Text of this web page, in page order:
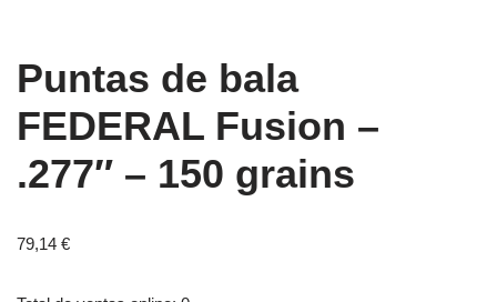
Puntas de bala
FEDERAL Fusion –
.277″ – 150 grains
79,14 €